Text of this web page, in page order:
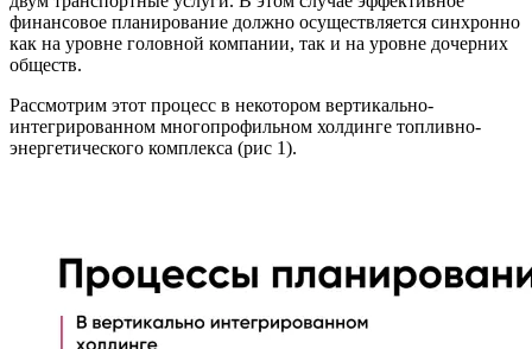
финансовое планирование должно осуществляется синхронно
как на уровне головной компании, так и на уровне дочерних
обществ.
Рассмотрим этот процесс в некотором вертикально-
интегрированном многопрофильном холдинге топливно-
энергетического комплекса (рис 1).